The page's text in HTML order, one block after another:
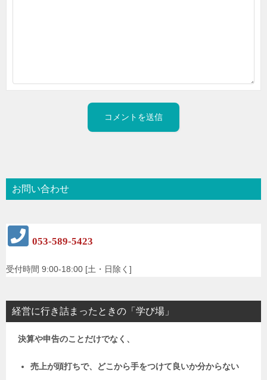
お問い合わせ
053-589-5423
受付時間 9:00-18:00 [土・日除く]
経営に行き詰まったときの「学び場」
決算や申告のことだけでなく、
売上が頭打ちで、どこから手をつけて良いか分からない